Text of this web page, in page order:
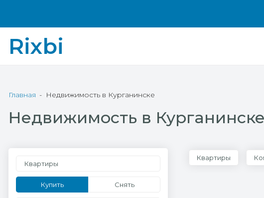
Rixbi
Главная Недвижимость в Курганинске
Недвижимость в Курганинске
Квартиры
Купить Снять
Квартиры